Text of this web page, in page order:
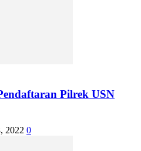
Pilrek USN
2022 0